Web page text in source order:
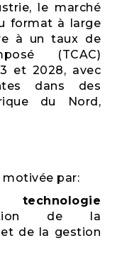
le marché
format à large
à un taux de
(TCAC)
et 2028, avec
dans des
du Nord,
motivée par:
de la
de la gestion